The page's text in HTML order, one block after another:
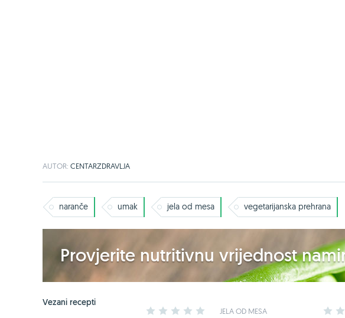
AUTOR: CENTARZDRAVLJA
naranče umak jela od mesa vegetarijanska prehrana
Provjerite nutritivnu vrijednost
Vezani recepti
2 3 4 JELA OD MESA